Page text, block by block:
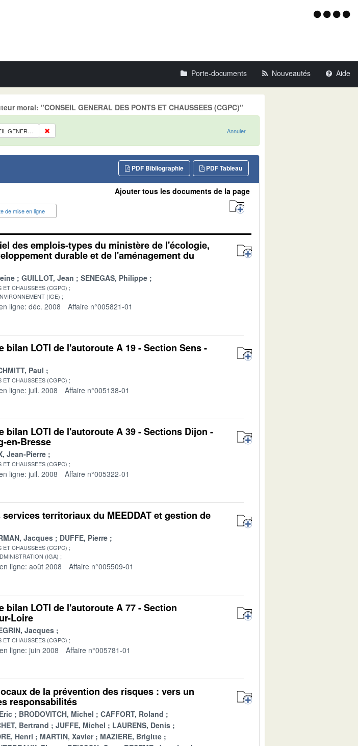
Menu
Porte-documents Nouveautés Aide
moral: "CONSEIL GENERAL DES PONTS ET CHAUSSEES (CGPC)"
Auteur moral: "CONSEIL GENERAL DES PONTS ET CHAUSSEES (CGPC)" Annuler
PDF Tableau
PDF Bibliographie
de mise en ligne
Ajouter tous les documents de la page
des emplois-types du ministère de l'écologie,
durable et de l'aménagement du
GUILLOT, Jean SENEGAS, Philippe
ET CHAUSSEES (CGPC)
(IGE)
ligne: déc. 2008 Affaire n°005821-01
bilan LOTI de l'autoroute A 19 - Section Sens -
Paul
ET CHAUSSEES (CGPC)
ligne: juil. 2008 Affaire n°005138-01
bilan LOTI de l'autoroute A 39 - Sections Dijon -
en-Bresse
Jean-Pierre
ET CHAUSSEES (CGPC)
ligne: juil. 2008 Affaire n°005322-01
territoriaux du MEEDDAT et gestion de
Jacques DUFFE, Pierre
ET CHAUSSEES (CGPC)
(IGA)
ligne: août 2008 Affaire n°005509-01
bilan LOTI de l'autoroute A 77 - Section
Loire
Jacques
ET CHAUSSEES (CGPC)
ligne: juin 2008 Affaire n°005781-01
de la prévention des risques : vers un
responsabilités
BRODOVITCH, Michel
CAFFORT, Roland
Bertrand JUFFE, Michel
LAURENS, Denis
Henri MARTIN, Xavier
MAZIERE, Brigitte